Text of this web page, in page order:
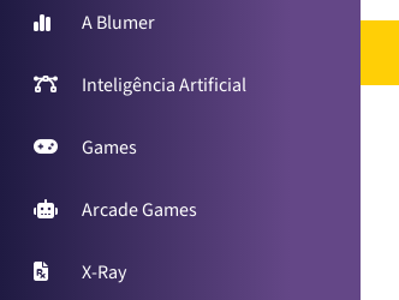
A Blumer
Inteligência Artificial
Games
Arcade Games
X-Ray